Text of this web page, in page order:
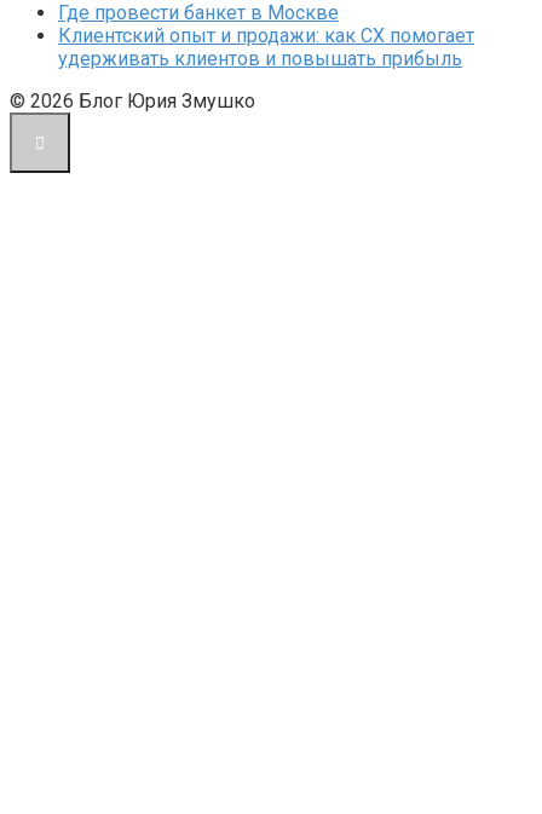
Где провести банкет в Москве
Клиентский опыт и продажи: как CX помогает
удерживать клиентов и повышать прибыль
© 2026 Блог Юрия Змушко